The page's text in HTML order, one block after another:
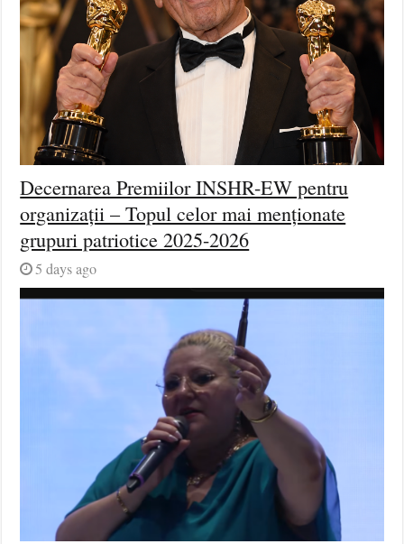
Decernarea Premiilor INSHR-EW pentru
organizații – Topul celor mai menționate
grupuri patriotice 2025-2026
5 days ago